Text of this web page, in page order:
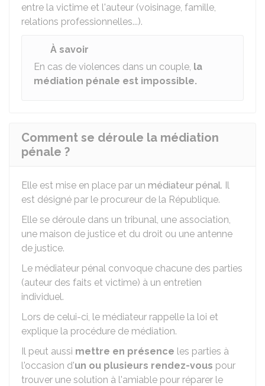
entre la victime et l'auteur (voisinage, famille,
relations professionnelles...).
À savoir
En cas de violences dans un couple, la
médiation pénale est impossible.
Comment se déroule la médiation
pénale ?
Elle est mise en place par un médiateur pénal. Il
est désigné par le procureur de la République.
Elle se déroule dans un tribunal, une association,
une maison de justice et du droit ou une antenne
de justice.
Le médiateur pénal convoque chacune des parties
(auteur des faits et victime) à un entretien
individuel.
Lors de celui-ci, le médiateur rappelle la loi et
explique la procédure de médiation.
Il peut aussi mettre en présence les parties à
l'occasion d'un ou plusieurs rendez-vous pour
trouver une solution à l'amiable pour réparer le